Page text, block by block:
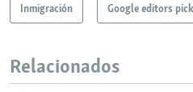
Inmigración Google editors pick
Relacionados